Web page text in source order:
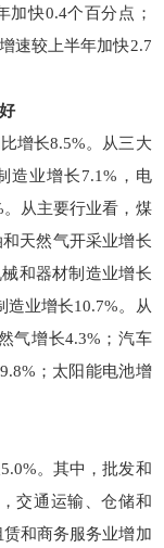
加快0.4个百分点；
速较上半年加快2.7
增长8.5%。从三大
造业增长7.1%，电
从主要行业看，煤
天然气开采业增长
和器材制造业增长
造业增长10.7%。从
气增长4.3%；汽车
；太阳能电池增
。其中，批发和
交通运输、仓储和
和商务服务业增加